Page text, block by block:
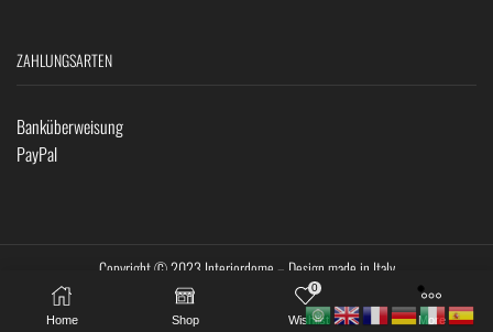
ZAHLUNGSARTEN
Banküberweisung
PayPal
Copyright © 2023 Interiordome – Design made in Italy
Home Shop
0
Wishlist More